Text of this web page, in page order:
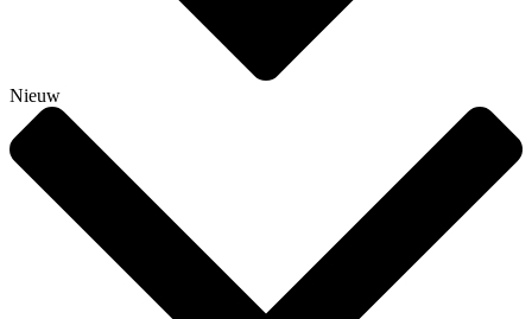
Nieuw